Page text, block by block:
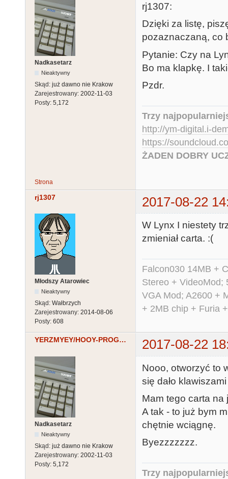
Nadkasetarz
Nieaktywny
Skąd: już dawno nie Krakow
Zarejestrowany: 2002-11-03
Posty: 5,172
rj1307:
Dzięki za listę,
pozaznaczaną, co
Pytanie: Czy na
Bo ma klapkę. I
Pzdr.
Trzy
http://ym-digital.i-
https://
ŻADEN DOBRY
Strona
rj1307 2017-08-22
Młodszy Atarowiec
Nieaktywny
Skąd: Wałbrzych
Zarejestrowany: 2014-08-06
Posty: 608
W Lynx I niestety
zmieniał carta. :(
Falcon030 14MB +
Stereo + VideoMod;
VGA Mod; A2600 +
+ 2MB chip + Furia
YERZMYEY/HOOY-PROGRAM 2017-08-22
Nadkasetarz
Nieaktywny
Skąd: już dawno nie Krakow
Zarejestrowany: 2002-11-03
Posty: 5,172
Nooo, otworzyć to
się dało
Mam tego carta
A tak - to już bym
chętnie wciągnę.
Byezzzzzzz.
Trzy